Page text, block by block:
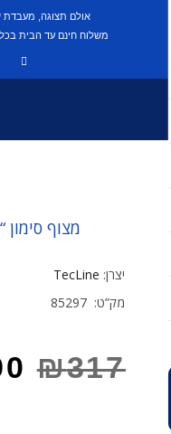
אולם תצוגה, מעבדת
משלוח חינם עד הבית בכל רכישה
מצוף סימון
יצרן: TecLine
מק”ט: 85297
₪317